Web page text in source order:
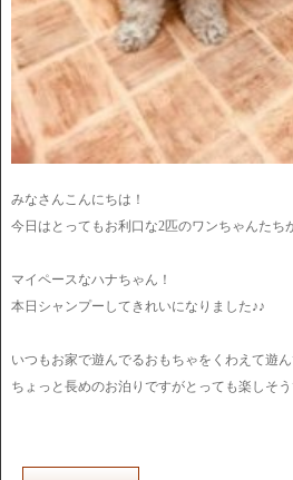
みなさんこんにちは！
今日はとってもお利口な2匹のワンちゃんた
マイペースなハナちゃん！
本日シャンプーしてきれいになりました♪♪
いつもお家で遊んでるおもちゃをくわえて遊
ちょっと長めのお泊りですがとっても楽しそ